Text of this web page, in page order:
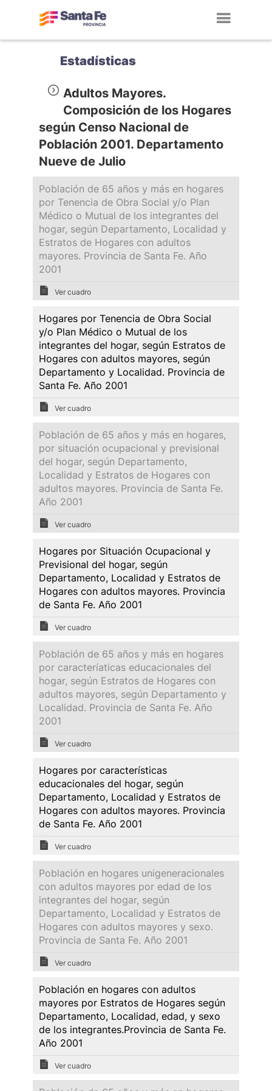
Estadísticas
Adultos Mayores.
Composición de los Hogares
según Censo Nacional de
Población 2001. Departamento
Nueve de Julio
Población de 65 años y más en hogares
por Tenencia de Obra Social y/o Plan
Médico o Mutual de los integrantes del
hogar, según Departamento, Localidad y
Estratos de Hogares con adultos
mayores. Provincia de Santa Fe. Año
2001
Ver cuadro
Hogares por Tenencia de Obra Social
y/o Plan Médico o Mutual de los
integrantes del hogar, según Estratos de
Hogares con adultos mayores, según
Departamento y Localidad. Provincia de
Santa Fe. Año 2001
Ver cuadro
Población de 65 años y más en hogares,
por situación ocupacional y previsional
del hogar, según Departamento,
Localidad y Estratos de Hogares con
adultos mayores. Provincia de Santa Fe.
Año 2001
Ver cuadro
Hogares por Situación Ocupacional y
Previsional del hogar, según
Departamento, Localidad y Estratos de
Hogares con adultos mayores. Provincia
de Santa Fe. Año 2001
Ver cuadro
Población de 65 años y más en hogares
por caracteríaticas educacionales del
hogar, según Estratos de Hogares con
adultos mayores, según Departamento y
Localidad. Provincia de Santa Fe. Año
2001
Ver cuadro
Hogares por características
educacionales del hogar, según
Departamento, Localidad y Estratos de
Hogares con adultos mayores. Provincia
de Santa Fe. Año 2001
Ver cuadro
Población en hogares unigeneracionales
con adultos mayores por edad de los
integrantes del hogar, según
Departamento, Localidad y Estratos de
Hogares con adultos mayores y sexo.
Provincia de Santa Fe. Año 2001
Ver cuadro
Población en hogares con adultos
mayores por Estratos de Hogares según
Departamento, Localidad, edad, y sexo
de los integrantes.Provincia de Santa Fe.
Año 2001
Ver cuadro